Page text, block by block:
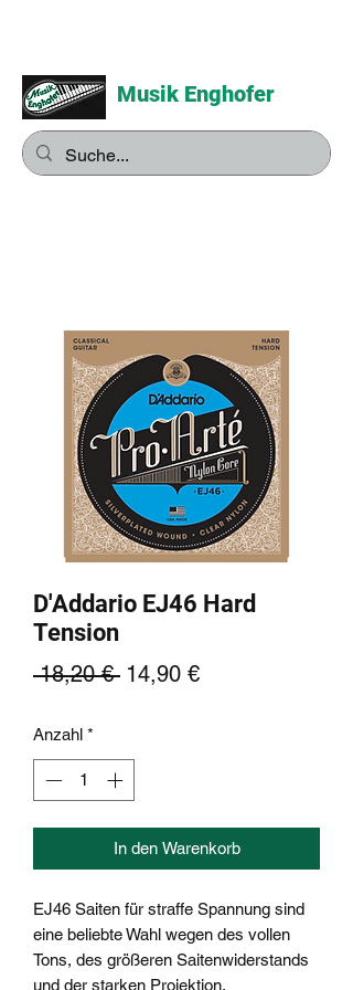
Musik Enghofer
D'Addario EJ46 Hard
Tension
18,20 € Standardpreis
14,90 €Sale-
Anzahl *
In den Warenkorb
EJ46 Saiten für straffe Spannung sind
eine beliebte Wahl wegen des vollen
Tons, des größeren Saitenwiderstands
und der starken Projektion.